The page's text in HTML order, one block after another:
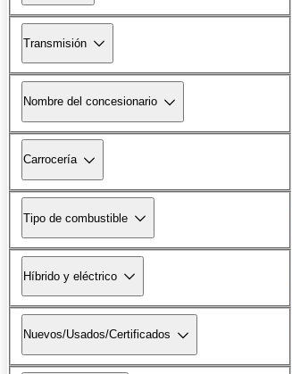
Transmisión
Nombre del concesionario
Carrocería
Tipo de combustible
Híbrido y eléctrico
Nuevos/Usados/Certificados